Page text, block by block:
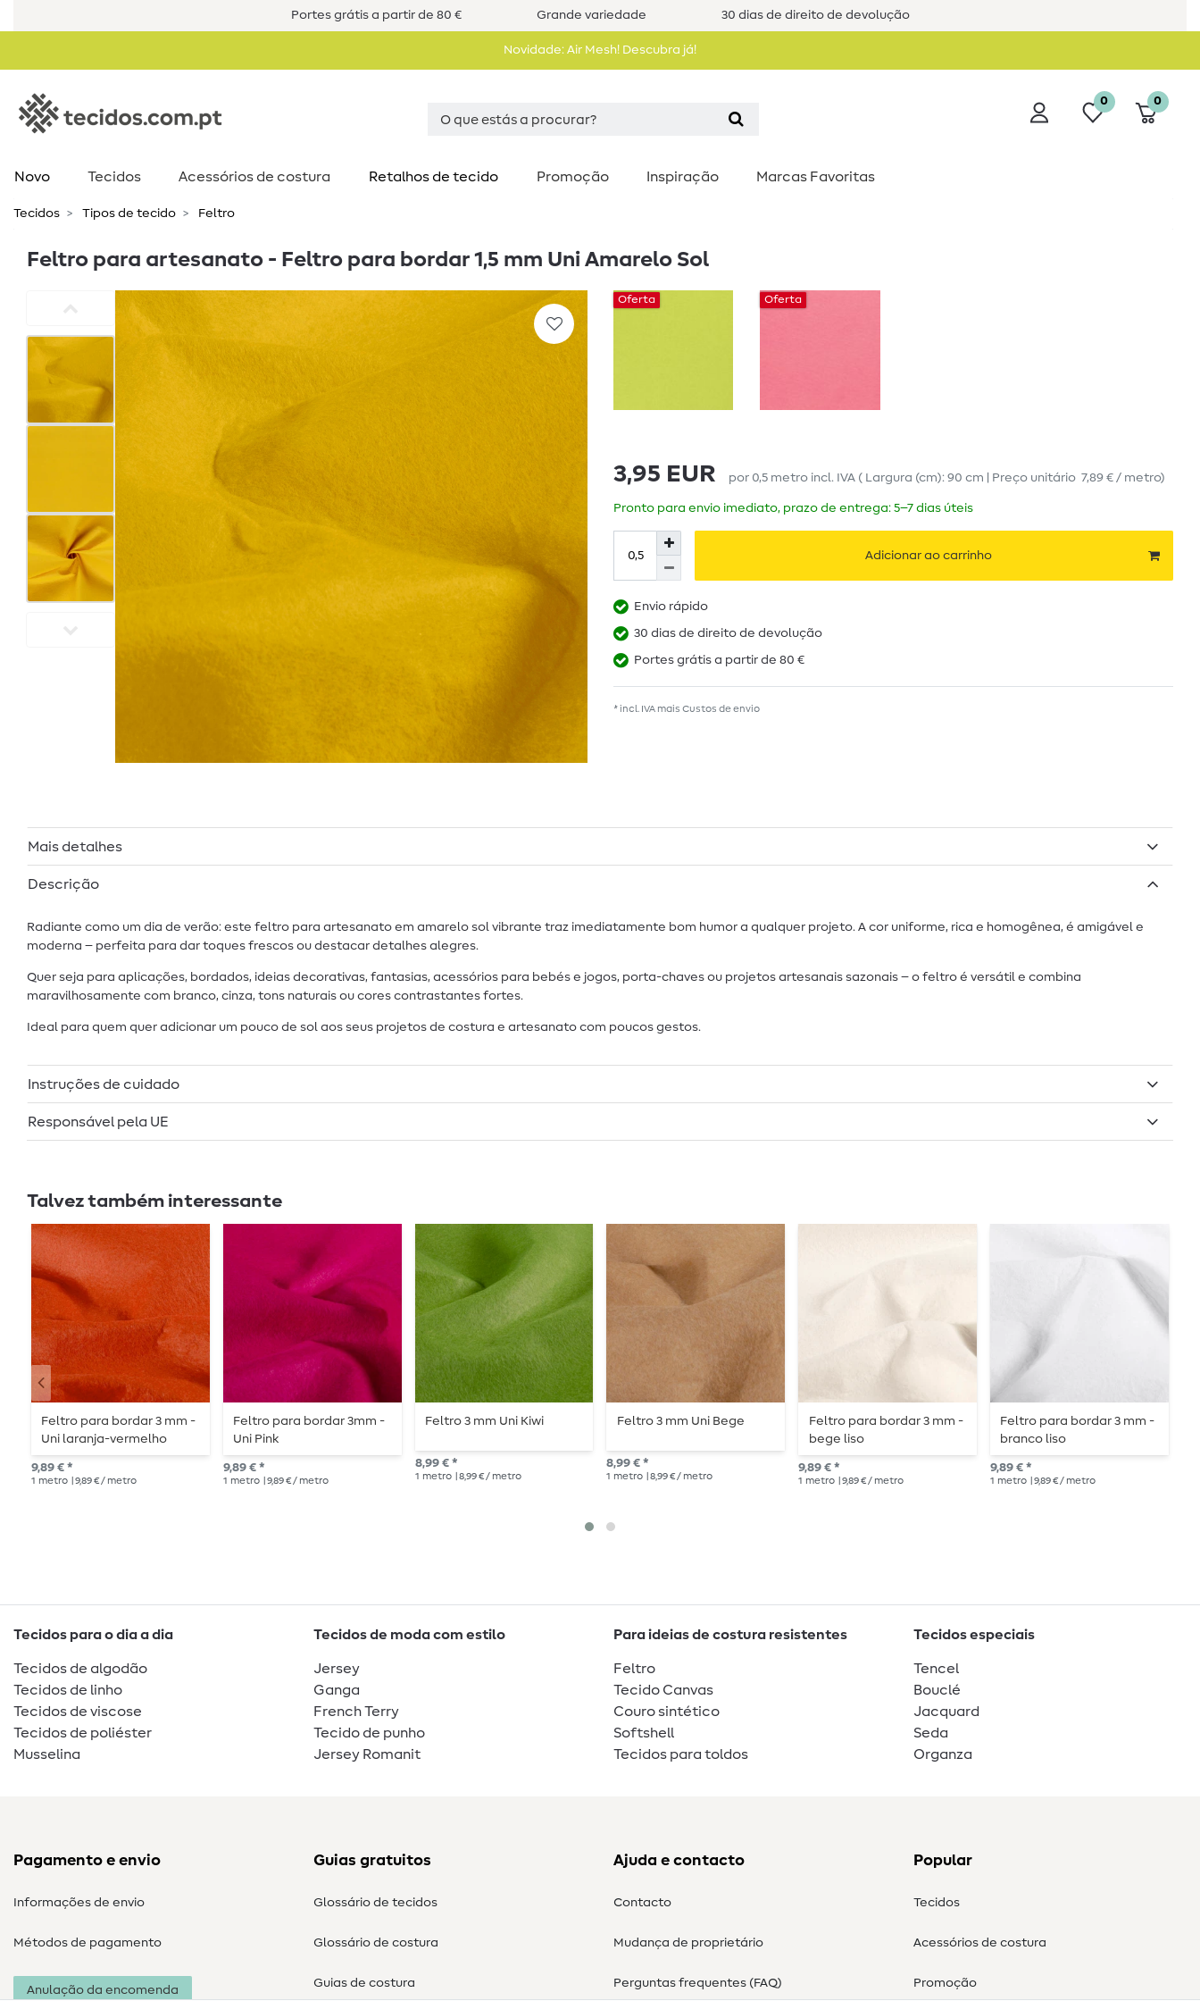
Portes grátis a partir de 80 € Grande variedade 30 dias de direito de devolução
Novidade: Air Mesh! Descubra já!
0 0
Novo Tecidos Acessórios de costura​ Retalhos de tecido Promoção Inspiração Marcas Favoritas
Tecidos Tipos de tecido Feltro
Feltro para artesanato - Feltro para bordar 1,5 mm Uni Amarelo Sol
Oferta Oferta
3,95 EUR por 0,5 metro incl. IVA ( Largura (cm): 90 cm | Preço unitário 7,89 € / metro)
Pronto para envio imediato, prazo de entrega: 5–7 dias úteis
Adicionar ao carrinho
Envio rápido
30 dias de direito de devolução
Portes grátis a partir de 80 €
* incl. IVA mais Custos de envio
Mais detalhes
Descrição
Radiante como um dia de verão: este feltro para artesanato em amarelo sol vibrante traz imediatamente bom humor a qualquer projeto. A cor uniforme, rica e homogênea, é amigável e
moderna – perfeita para dar toques frescos ou destacar detalhes alegres.
Quer seja para aplicações, bordados, ideias decorativas, fantasias, acessórios para bebés e jogos, porta-chaves ou projetos artesanais sazonais – o feltro é versátil e combina
maravilhosamente com branco, cinza, tons naturais ou cores contrastantes fortes.
Ideal para quem quer adicionar um pouco de sol aos seus projetos de costura e artesanato com poucos gestos.
Instruções de cuidado
Responsável pela UE
Talvez também interessante
Feltro para bordar 3 mm -
Uni laranja-vermelho
9,89 € *
1 metro | 9,89 € / metro
Feltro para bordar 3mm -
Uni Pink
9,89 € *
1 metro | 9,89 € / metro
Feltro 3 mm Uni Kiwi
8,99 € *
1 metro | 8,99 € / metro
Feltro 3 mm Uni Bege
8,99 € *
1 metro | 8,99 € / metro
Feltro para bordar 3 mm -
bege liso
9,89 € *
1 metro | 9,89 € / metro
Feltro para bordar 3 mm -
branco liso
9,89 € *
1 metro | 9,89 € / metro
Tecidos para o dia a dia
Tecidos de algodão
Tecidos de linho
Tecidos de viscose
Tecidos de poliéster
Musselina
Tecidos de moda com estilo
Jersey
Ganga
French Terry
Tecido de punho
Jersey Romanit
Para ideias de costura resistentes
Feltro
Tecido Canvas
Couro sintético
Softshell
Tecidos para toldos
Tecidos especiais
Tencel
Bouclé
Jacquard
Seda
Organza
Pagamento e envio
Informações de envio
Métodos de pagamento
Anulação da encomenda
Guias gratuitos
Glossário de tecidos
Glossário de costura
Guias de costura
Ajuda e contacto
Contacto
Mudança de proprietário
Perguntas frequentes (FAQ)
Popular
Tecidos
Acessórios de costura
Promoção